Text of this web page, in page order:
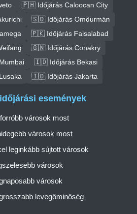
🇵🇭 Időjárás Caloocan City
🇸🇩 Időjárás Omdurmán
🇵🇰 Időjárás Faisalabad
🇬🇳 Időjárás Conakry
🇮🇩 Időjárás Bekasi
🇮🇩 Időjárás Jakarta
események
városok most
városok most
leginkább sújtott városok
városok
városok
levegőminőség